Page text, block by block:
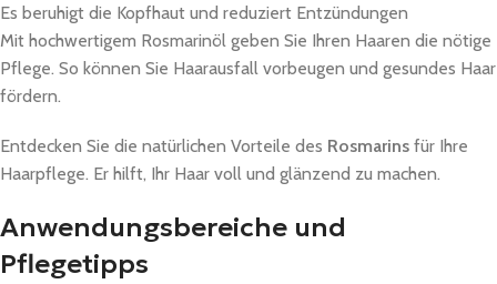
Es beruhigt die Kopfhaut und reduziert Entzündungen
Mit hochwertigem Rosmarinöl geben Sie Ihren Haaren die nötige
Pflege. So können Sie Haarausfall vorbeugen und gesundes Haar
fördern.
Entdecken Sie die natürlichen Vorteile des Rosmarins für Ihre
Haarpflege. Er hilft, Ihr Haar voll und glänzend zu machen.
Anwendungsbereiche und
Pflegetipps